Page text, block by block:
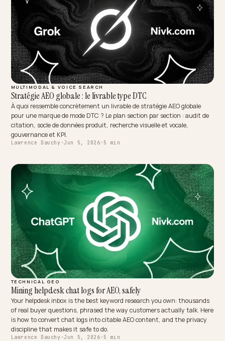
DTC VERTICALS
Zviditelněte svůj e-shop v ChatGPT: AEO pro Česko
Stále více Čechů se ptá ChatGPT, Gemini a Perplexity, který e-shop
doporučí, a odpovědi se skládají z toho, co je na webu strojově
Tento průvodce krok za krokem ukazuje, jak se do těchto odpovědí
dostat: od přístupu robotů po česká nákupní fakta.
Lawrence Dauchy·Jun 5, 2026·4 min
DTC VERTICALS
Enterprise stack refits: migrating legacy SEO to AEO
An enterprise SEO operation is a machine: rank-tracking contracts,
content quotas, agency retainers, quarterly reporting rituals.
Migrating it to the answer-engine era is an organizational refit,
roles, cadences, governance, and the stores that treat it as a
swap stall in month two.